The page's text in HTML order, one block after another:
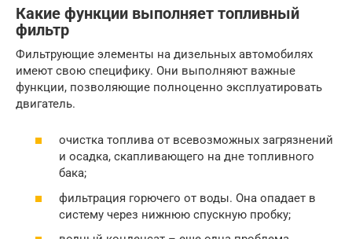
Какие функции выполняет топливный
фильтр
Фильтрующие элементы на дизельных автомобилях
имеют свою специфику. Они выполняют важные
функции, позволяющие полноценно эксплуатировать
двигатель.
очистка топлива от всевозможных загрязнений
и осадка, скапливающего на дне топливного
бака;
фильтрация горючего от воды. Она опадает в
систему через нижнюю спускную пробку;